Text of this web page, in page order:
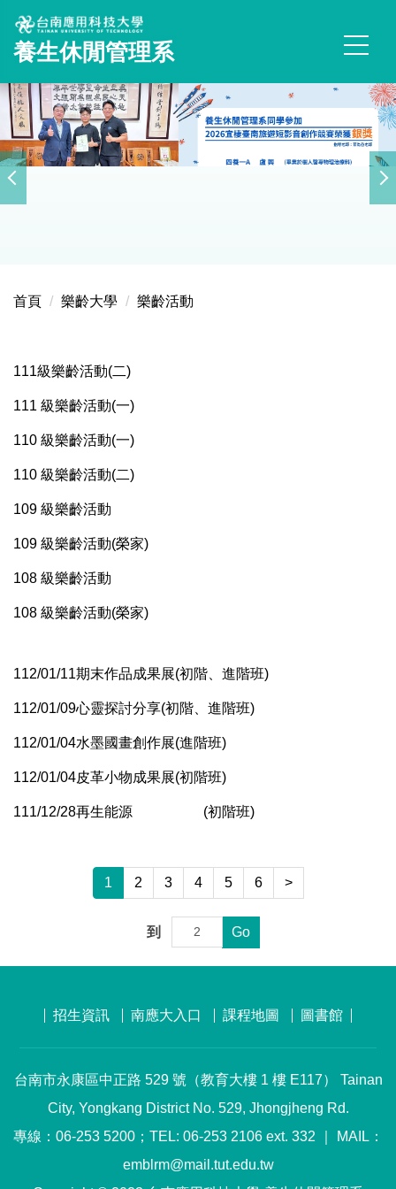
跳
到
主
內
容
區
養生休閒管理系
首頁 樂齡大學 樂齡活動
111級樂齡活動(二)
111 級樂齡活動(一)
110 級樂齡活動(一)
110 級樂齡活動(二)
109 級樂齡活動
109 級樂齡活動(榮家)
108 級樂齡活動
108 級樂齡活動(榮家)
112/01/11期末作品成果展(初階、進階班)
112/01/09心靈探討分享(初階、進階班)
112/01/04水墨國畫創作展(進階班)
112/01/04皮革小物成果展(初階班)
111/12/28再生能源 (初階班)
1 2 3 4 5 6 >
到 Go
招生資訊 南應大入口 課程地圖 圖書館
台南市永康區中正路 529 號（教育大樓 1 樓 E117） Tainan
City, Yongkang District No. 529, Jhongjheng Rd.
專線：06-253 5200；TEL: 06-253 2106 ext. 332 ｜ MAIL：
emblrm@mail.tut.edu.tw